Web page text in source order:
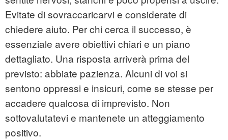
Evitate di sovraccaricarvi e considerate di
chiedere aiuto. Per chi cerca il successo, è
essenziale avere obiettivi chiari e un piano
dettagliato. Una risposta arriverà prima del
previsto: abbiate pazienza. Alcuni di voi si
sentono oppressi e insicuri, come se stesse per
accadere qualcosa di imprevisto. Non
sottovalutatevi e mantenete un atteggiamento
positivo.